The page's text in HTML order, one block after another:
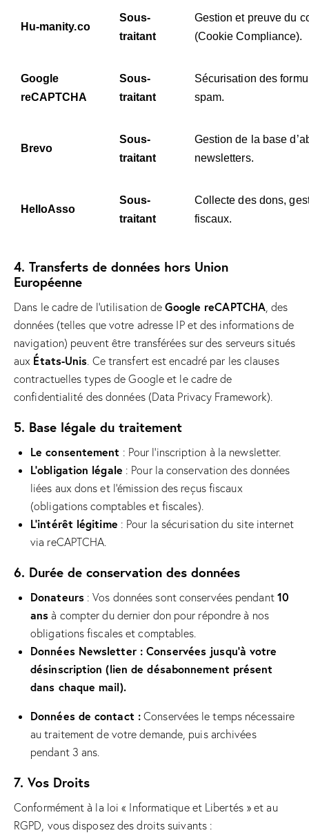
Hu-manity.co
Sous-
traitant
Gestion et preuve du
(Cookie Compliance).
Google
reCAPTCHA
Sous-
traitant
Sécurisation des
spam.
Brevo
Sous-
traitant
Gestion de la base
newsletters.
HelloAsso
Sous-
traitant
Collecte des dons,
fiscaux.
4. Transferts de données hors Union
Européenne
Dans le cadre de l’utilisation deGoogle reCAPTCHA, des
données (telles que votre adresse IP et des informations de
navigation) peuvent être transférées sur des serveurs situés
aux États-Unis. Ce transfert est encadré par les clauses
contractuelles types de Google et le cadre de
confidentialité des données (Data Privacy Framework).
5. Base légale du traitement
Le consentement : Pour l’inscription à la newsletter.
L’obligation légale : Pour la conservation des données
liées aux dons et l’émission des reçus fiscaux
(obligations comptables et fiscales).
L’intérêt légitime : Pour la sécurisation du site internet
via reCAPTCHA.
6. Durée de conservation des données
Donateurs: Vos données sont conservées pendant 10
ans à compter du dernier don pour répondre à nos
obligations fiscales et comptables.
Données Newsletter : Conservées jusqu’à votre
désinscription (lien de désabonnement présent
dans chaque mail).
Données de contact : Conservées le temps nécessaire
au traitement de votre demande, puis archivées
pendant 3 ans.
7. Vos Droits
Conformément à la loi « Informatique et Libertés » et au
RGPD, vous disposez des droits suivants :